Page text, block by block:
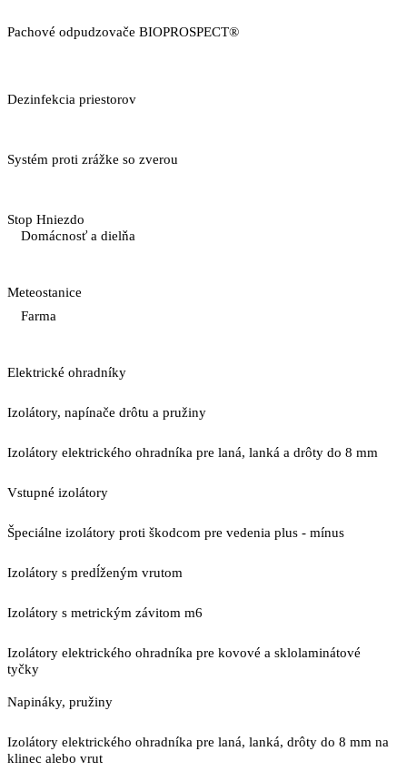
Pachové odpudzovače BIOPROSPECT®
Dezinfekcia priestorov
Systém proti zrážke so zverou
Stop Hniezdo
Domácnosť a dielňa
Meteostanice
Farma
Elektrické ohradníky
Izolátory, napínače drôtu a pružiny
Izolátory elektrického ohradníka pre laná, lanká a drôty do 8 mm
Vstupné izolátory
Špeciálne izolátory proti škodcom pre vedenia plus - mínus
Izolátory s predĺženým vrutom
Izolátory s metrickým závitom m6
Izolátory elektrického ohradníka pre kovové a sklolaminátové
tyčky
Napináky, pružiny
Izolátory elektrického ohradníka pre laná, lanká, drôty do 8 mm na
klinec alebo vrut